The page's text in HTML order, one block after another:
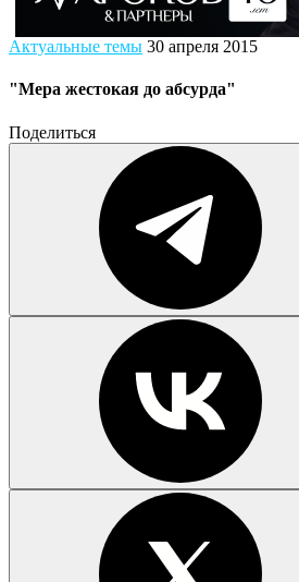
Актуальные темы 30 апреля 2015
"Мера жестокая до абсурда"
Поделиться